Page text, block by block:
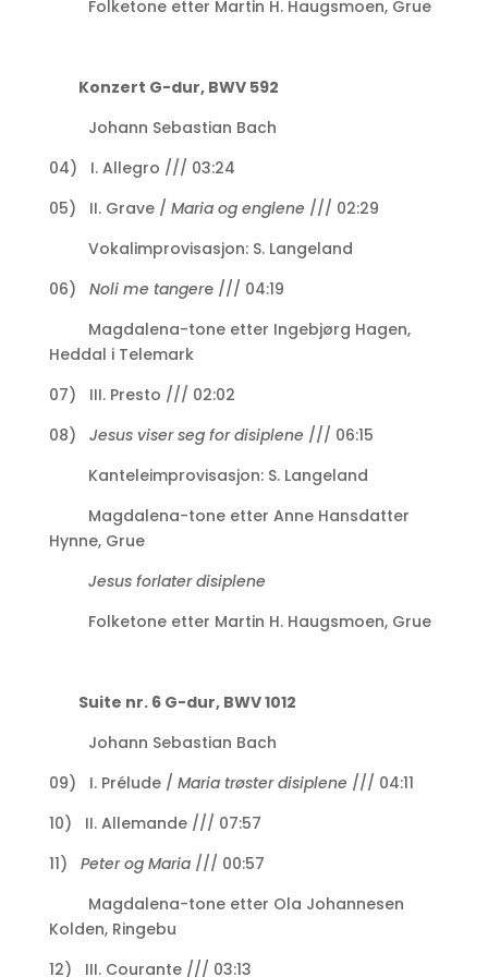
Folketone etter Martin H. Haugsmoen, Grue
Konzert G-dur, BWV 592
Johann Sebastian Bach
04) I. Allegro /// 03:24
05) II. Grave / Maria og englene /// 02:29
Vokalimprovisasjon: S. Langeland
06) Noli me tangere /// 04:19
Magdalena-tone etter Ingebjørg Hagen,
Heddal i Telemark
07) III. Presto /// 02:02
08) Jesus viser seg for disiplene /// 06:15
Kanteleimprovisasjon: S. Langeland
Magdalena-tone etter Anne Hansdatter
Hynne, Grue
Jesus forlater disiplene
Folketone etter Martin H. Haugsmoen, Grue
Suite nr. 6 G-dur, BWV 1012
Johann Sebastian Bach
09) I. Prélude / Maria trøster disiplene /// 04:11
10) II. Allemande /// 07:57
11) Peter og Maria/// 00:57
Magdalena-tone etter Ola Johannesen
Kolden, Ringebu
12) III. Courante /// 03:13